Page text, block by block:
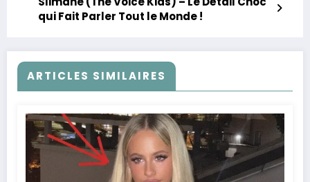
qui Fait Parler Tout le Monde !
ARTICLES SIMILAIRES